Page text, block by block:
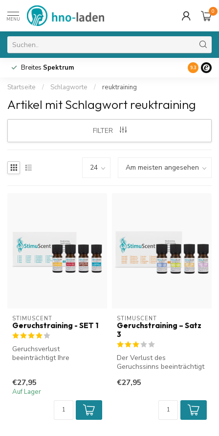
MENU
0
Breites Spektrum 9.3
Startseite / Schlagworte / reuktraining
Artikel mit Schlagwort reuktraining
FILTER
STIMUSCENT
Geruchstraining - SET 1
Geruchsverlust
beeinträchtigt Ihre
€27,95
Auf Lager
STIMUSCENT
Geruchstraining – Satz
3
Der Verlust des
Geruchssinns beeinträchtigt
erheblich. Das S...
€27,95